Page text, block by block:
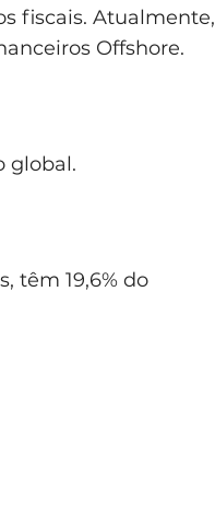
fiscais. Atualmente,
Offshore.
global.
têm 19,6% do